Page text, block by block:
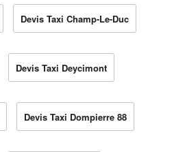
Devis Taxi Champ-Le-Duc
Devis Taxi Deycimont
Devis Taxi Dompierre 88